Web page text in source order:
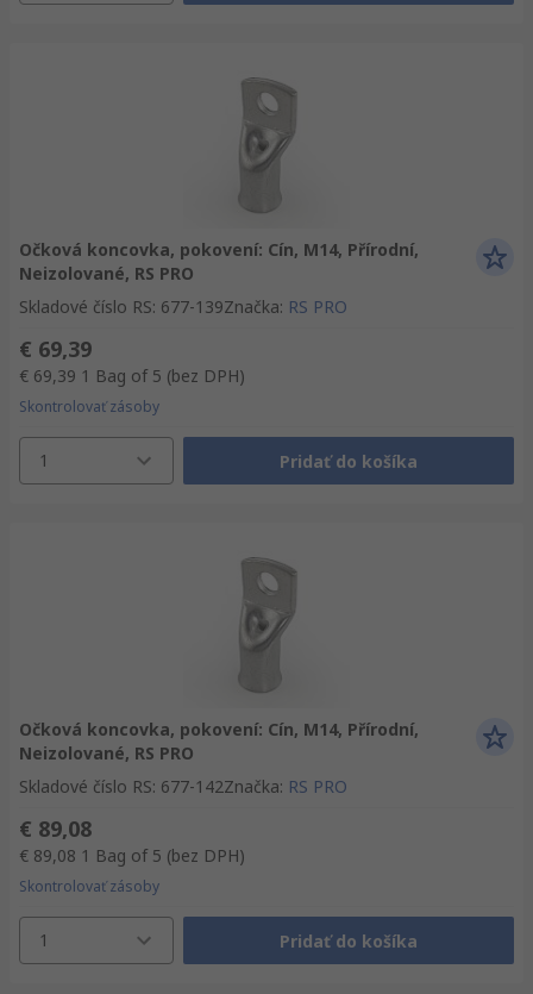
Očková koncovka, pokovení: Cín, M14, Přírodní,
Neizolované, RS PRO
Skladové číslo RS: 677-139Značka: RS PRO
€ 69,39
€ 69,39 1 Bag of 5 (bez DPH)
Skontrolovať zásoby
1 Pridať do košíka
Očková koncovka, pokovení: Cín, M14, Přírodní,
Neizolované, RS PRO
Skladové číslo RS: 677-142Značka: RS PRO
€ 89,08
€ 89,08 1 Bag of 5 (bez DPH)
Skontrolovať zásoby
1 Pridať do košíka